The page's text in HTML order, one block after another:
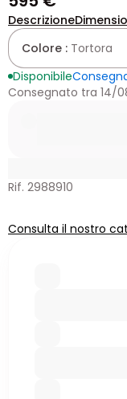
Descrizione
Colore : Tortora
Disponibile
Consegnato tra 14/
Rif. 2988910
Consulta il nostro